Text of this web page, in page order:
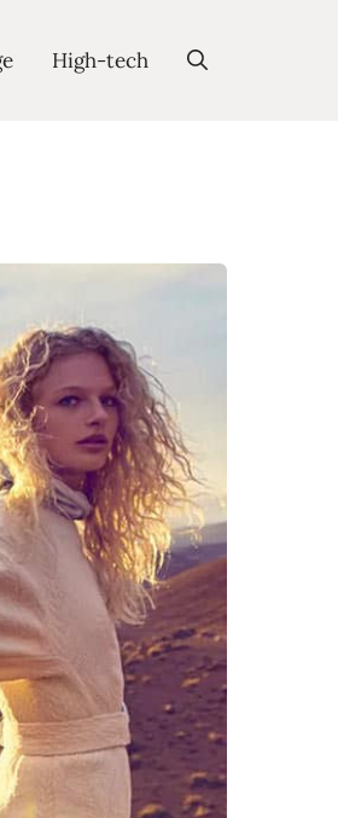
High-tech